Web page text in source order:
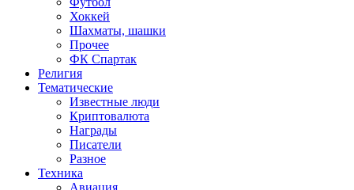
Хоккей
Шахматы, шашки
Прочее
ФК Спартак
Религия
Тематические
Известные люди
Криптовалюта
Награды
Писатели
Разное
Техника
Авиация